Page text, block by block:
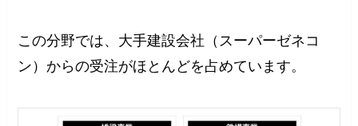
この分野では、大手建設会社（スーパーゼネコ
ン）からの受注がほとんどを占めています。